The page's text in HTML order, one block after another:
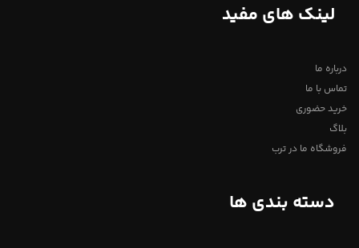
لینک های مفید
درباره ما
تماس با ما
خرید حضوری
بلاگ
فروشگاه ما در ترب
دسته بندی ها